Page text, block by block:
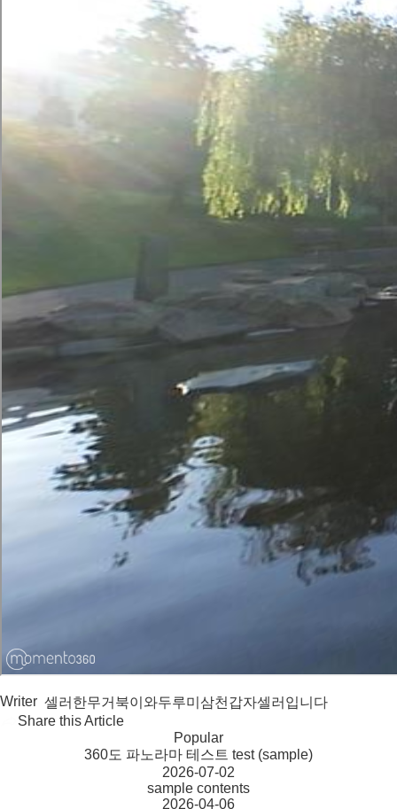
Writer 셀러한무거북이와두루미삼천갑자셀러입니다
Share this Article
Popular
360도 파노라마 테스트 test (sample)
2026-07-02
sample contents
2026-04-06